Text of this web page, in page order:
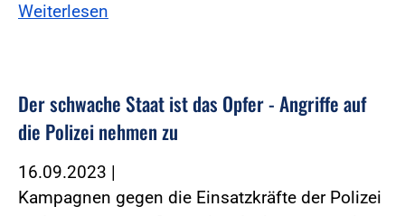
Weiterlesen
Der schwache Staat ist das Opfer - Angriffe auf
die Polizei nehmen zu
16.09.2023 |
Kampagnen gegen die Einsatzkräfte der Polizei